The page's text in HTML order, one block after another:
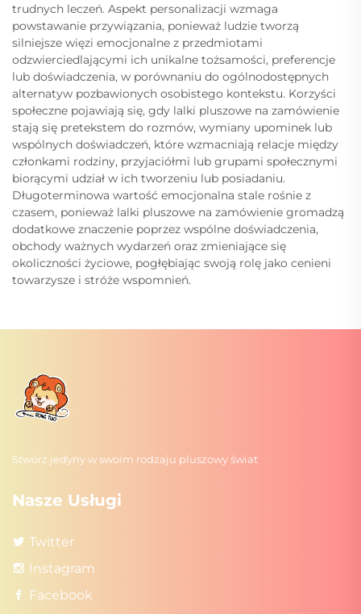
trudnych leczeń. Aspekt personalizacji wzmaga
powstawanie przywiązania, ponieważ ludzie tworzą
silniejsze więzi emocjonalne z przedmiotami
odzwierciedlającymi ich unikalne tożsamości, preferencje
lub doświadczenia, w porównaniu do ogólnodostępnych
alternatyw pozbawionych osobistego kontekstu. Korzyści
społeczne pojawiają się, gdy lalki pluszowe na zamówienie
stają się pretekstem do rozmów, wymiany upominek lub
wspólnych doświadczeń, które wzmacniają relacje między
członkami rodziny, przyjaciółmi lub grupami społecznymi
biorącymi udział w ich tworzeniu lub posiadaniu.
Długoterminowa wartość emocjonalna stale rośnie z
czasem, ponieważ lalki pluszowe na zamówienie gromadzą
dodatkowe znaczenie poprzez wspólne doświadczenia,
obchody ważnych wydarzeń oraz zmieniające się
okoliczności życiowe, pogłębiając swoją rolę jako cenieni
towarzysze i stróże wspomnień.
Stwórz jedyny w swoim rodzaju pluszowy świat
Nasze Usługi
Twitter
Instagram
Facebook